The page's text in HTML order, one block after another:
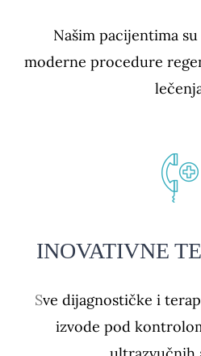
Našim pacijentima
moderne procedure
INOVATIVNE
Sve dijagnostičke i
izvode pod